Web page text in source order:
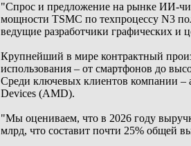
"Спрос и предложение на рынке ИИ-
мощности TSMC по техпроцессу N3
ведущие разработчики графических и
Крупнейший в мире контрактный
использования – от смартфонов до
Среди ключевых клиентов компании –
Devices (AMD).
"Мы оцениваем, что в 2026 году
млрд, что составит почти 25% общей